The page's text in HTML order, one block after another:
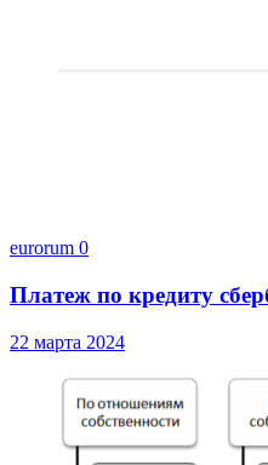
eurorum 0
Платеж по кредиту
22 марта 2024